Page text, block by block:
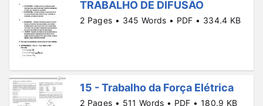
TRABALHO DE DIFUSÃO
2 Pages • 345 Words • PDF • 334.4 KB
15 - Trabalho da Força Elétrica
2 Pages • 511 Words • PDF • 180.9 KB